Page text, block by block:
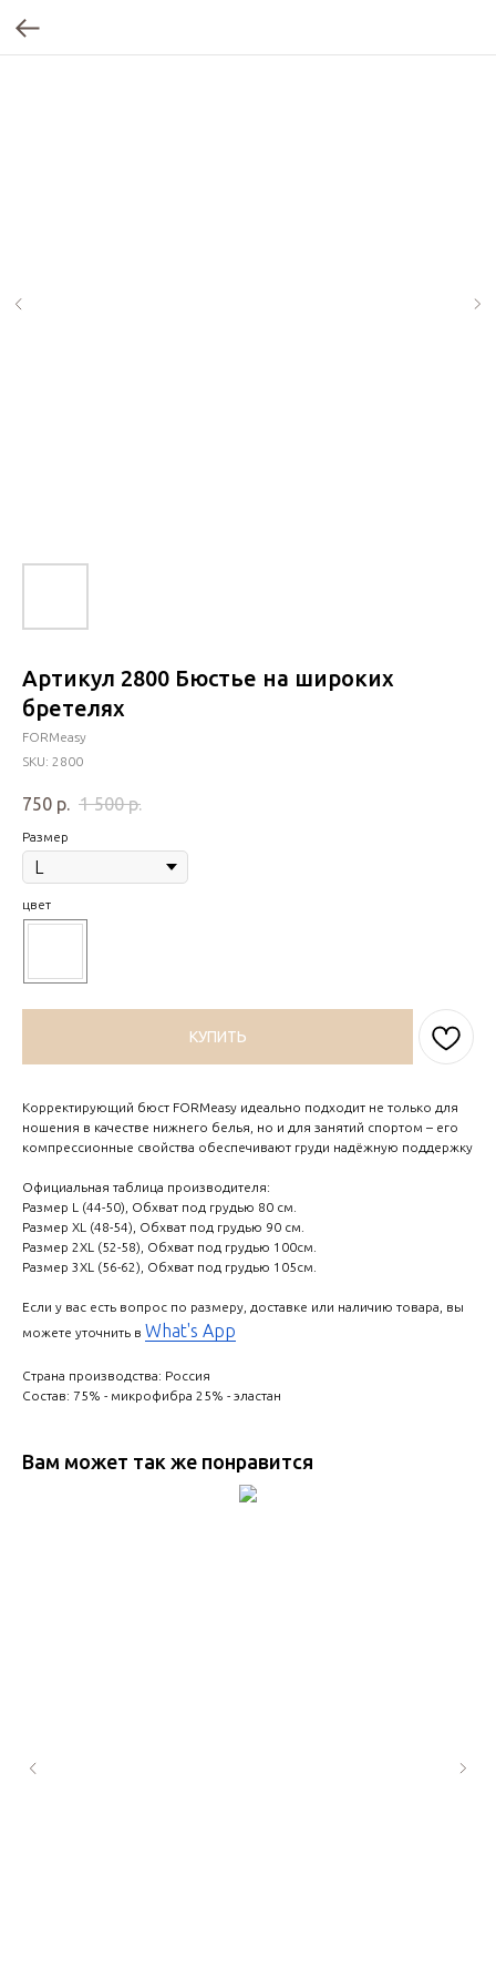
Артикул 2800 Бюстье на широких
бретелях
FORMeasy
SKU: 2800
750 р. 1 500 р.
Размер
цвет
КУПИТЬ
Корректирующий бюст FORMeasy идеально подходит не только для
ношения в качестве нижнего белья, но и для занятий спортом – его
компрессионные свойства обеспечивают груди надёжную поддержку
Официальная таблица производителя:
Размер L (44-50), Обхват под грудью 80 см.
Размер XL (48-54), Обхват под грудью 90 см.
Размер 2XL (52-58), Обхват под грудью 100см.
Размер 3XL (56-62), Обхват под грудью 105см.
Если у вас есть вопрос по размеру, доставке или наличию товара, вы
можете уточнить в What's App
Страна производства: Россия
Состав: 75% - микрофибра 25% - эластан
Вам может так же понравится